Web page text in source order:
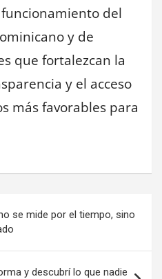
del
y de
que fortalezcan la
y el acceso
más favorables para
se mide por el tiempo, sino
y descubrí lo que nadie